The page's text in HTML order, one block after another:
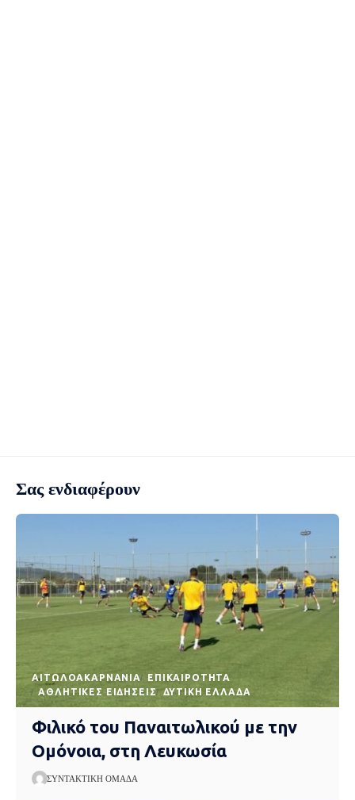
Σας ενδιαφέρουν
AΙΤΩΛΟΑΚΑΡΝΑΝΊΑ
EΠΙΚΑΙΡΌΤΗΤΑ
ΑΘΛΗΤΙΚΈΣ ΕΙΔΉΣΕΙΣ
ΔΥΤΙΚΉ ΕΛΛΆΔΑ
Φιλικό του Παναιτωλικού με την
Ομόνοια, στη Λευκωσία
ΣΥΝΤΑΚΤΙΚΉ ΟΜΆΔΑ